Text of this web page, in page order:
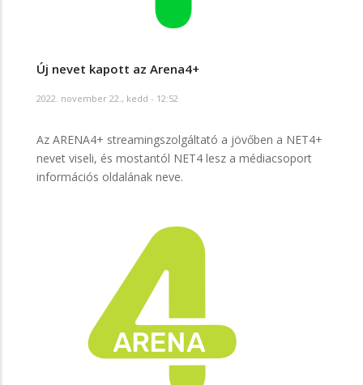
Új nevet kapott az Arena4+
2022. november 22., kedd - 12:52
Az ARENA4+ streamingszolgáltató a jövőben a NET4+
nevet viseli, és mostantól NET4 lesz a médiacsoport
információs oldalának neve.